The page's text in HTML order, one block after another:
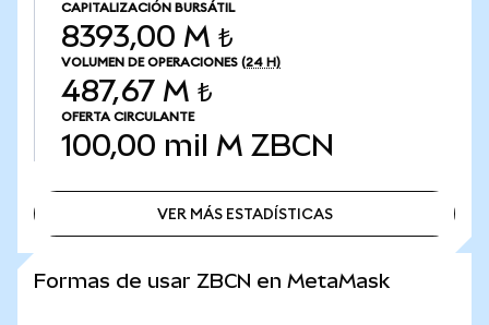
CAPITALIZACIÓN BURSÁTIL
8393,00 M ₺
VOLUMEN DE OPERACIONES (24 H)
487,67 M ₺
OFERTA CIRCULANTE
100,00 mil M ZBCN
VER MÁS ESTADÍSTICAS
Formas de usar ZBCN en MetaMask